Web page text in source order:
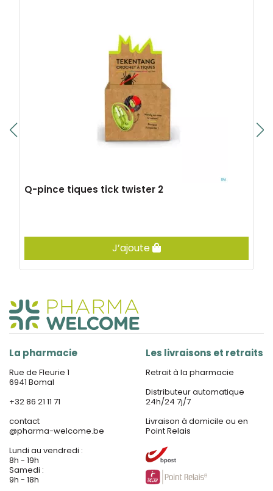
Q-pince tiques tick twister 2
J’ajoute
La pharmacie
Rue de Fleurie 1
6941 Bomal
+32 86 21 11 71
contact
@pharma-welcome.be
Lundi au vendredi :
8h - 19h
Samedi :
9h - 18h
Les livraisons et retraits
Retrait à la pharmacie
Distributeur automatique
24h/24 7j/7
Livraison à domicile ou en
Point Relais